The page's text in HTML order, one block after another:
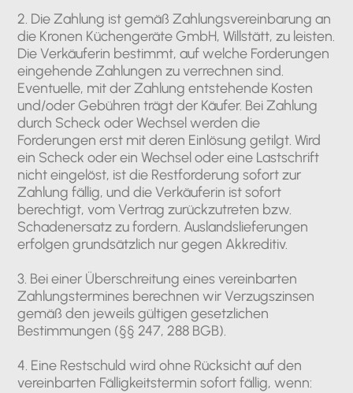
2. Die Zahlung ist gemäß Zahlungsvereinbarung an
die Kronen Küchengeräte GmbH, Willstätt, zu leisten.
Die Verkäuferin bestimmt, auf welche Forderungen
eingehende Zahlungen zu verrechnen sind.
Eventuelle, mit der Zahlung entstehende Kosten
und/oder Gebühren trägt der Käufer. Bei Zahlung
durch Scheck oder Wechsel werden die
Forderungen erst mit deren Einlösung getilgt. Wird
ein Scheck oder ein Wechsel oder eine Lastschrift
nicht eingelöst, ist die Restforderung sofort zur
Zahlung fällig, und die Verkäuferin ist sofort
berechtigt, vom Vertrag zurückzutreten bzw.
Schadenersatz zu fordern. Auslandslieferungen
erfolgen grundsätzlich nur gegen Akkreditiv.
3. Bei einer Überschreitung eines vereinbarten
Zahlungstermines berechnen wir Verzugszinsen
gemäß den jeweils gültigen gesetzlichen
Bestimmungen (§§ 247, 288 BGB).
4. Eine Restschuld wird ohne Rücksicht auf den
vereinbarten Fälligkeitstermin sofort fällig, wenn: